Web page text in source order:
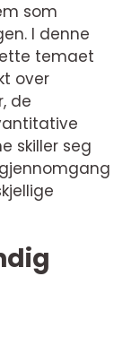
som
I denne
temaet
over
de
skiller seg